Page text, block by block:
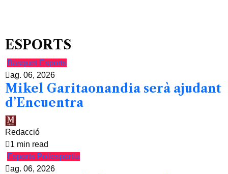
ESPORTS
Bàsquet Esports
ag. 06, 2026
Mikel Garitaonandia serà ajudant
d’Encuentra
Redacció
1 min read
Esports Poliesportiu
ag. 06, 2026